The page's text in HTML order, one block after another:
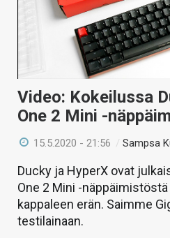
VAIHDA TEEMA
HAKU
Video: Kokeilussa
One 2 Mini -
15.5.2020 - 21:56 /Sampsa
Ducky ja HyperX ovat
One 2 Mini -
kappaleen erän. Saimme
testilainaan.